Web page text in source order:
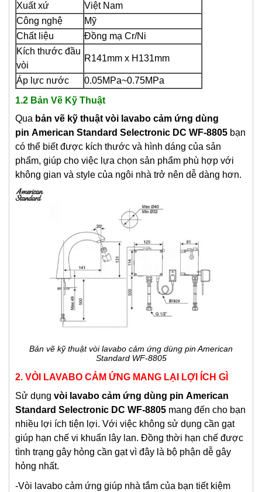
Xuất xứ
Việt Nam
Công nghệ
Mỹ
Chất liệu
Đồng mạ Cr/Ni
Kích thước đầu
vòi
R141mm x H131mm
Áp lực nước
0.05MPa~0.75MPa
1.2 Bản Vẽ Kỹ Thuật
Qua bản vẽ kỹ thuật vòi lavabo cảm ứng dùng
pin American Standard Selectronic DC WF-8805 bạn
có thể biết được kích thước và hình dáng của sản
phẩm, giúp cho việc lựa chọn sản phẩm phù hợp với
không gian và style của ngôi nhà trở nên dễ dàng hơn.
Bản vẽ kỹ thuật vòi lavabo cảm ứng dùng pin American
Standard WF-8805
2. VÒI LAVABO CẢM ỨNG MANG LẠI LỢI ÍCH GÌ
Sử dụng vòi lavabo cảm ứng dùng pin American
Standard Selectronic DC WF-8805 mang đến cho bạn
nhiều lợi ích tiện lợi. Với việc không sử dụng cần gạt
giúp hạn chế vi khuẩn lây lan. Đồng thời hạn chế được
tình trạng gây hỏng cần gạt vì đây là bộ phận dễ gây
hỏng nhất.
-Vòi lavabo cảm ứng giúp nhà tắm của bạn tiết kiệm